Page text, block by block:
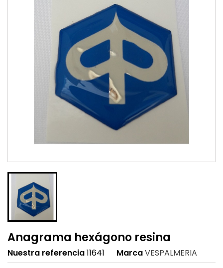
Anagrama hexágono resina
Nuestra referencia11641 MarcaVESPALMERIA